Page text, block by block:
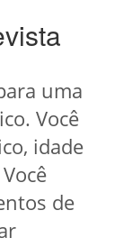
uma
Você
idade
de